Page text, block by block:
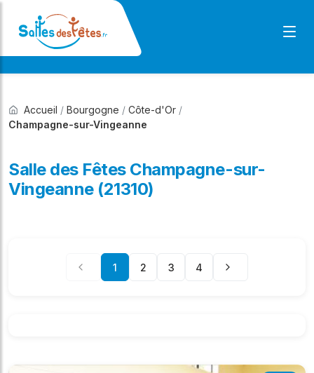
Accueil / Bourgogne / Côte-d'Or /
Champagne-sur-Vingeanne
Salle des Fêtes Champagne-sur-
Vingeanne (21310)
1 2 3 4